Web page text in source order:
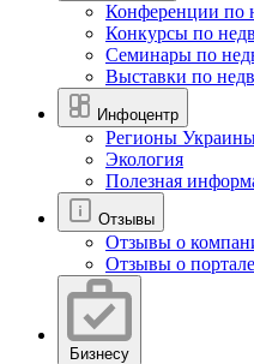
Конференции по
Конкурсы по
Семинары по
Выставки по
Инфоцентр
Регионы
Экология
Полезная
Отзывы
Отзывы о
Отзывы о
Бизнесу